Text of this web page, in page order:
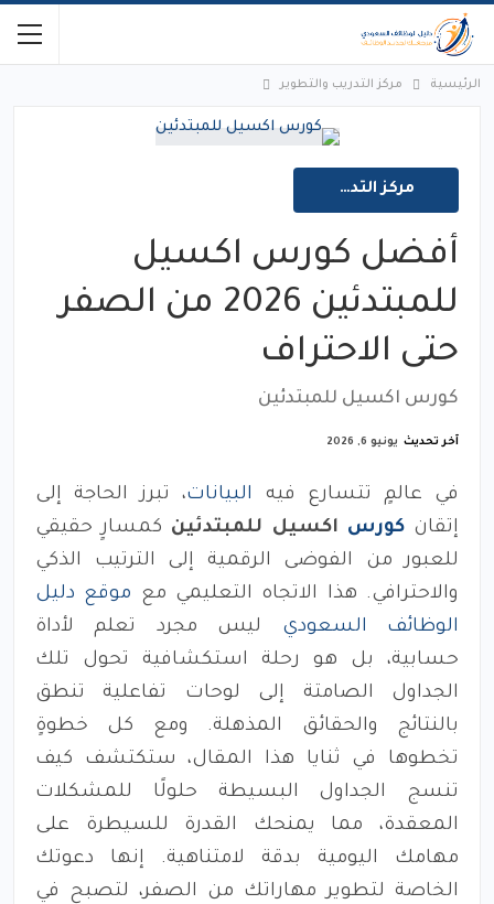
الرئيسية مركز التدريب والتطوير
مركز التدريب والتطوير
أفضل كورس اكسيل
للمبتدئين 2026 من الصفر
حتى الاحتراف
كورس اكسيل للمبتدئين
آخر تحديث يونيو 6, 2026
في عالمٍ تتسارع فيه البيانات، تبرز الحاجة إلى
إتقان كورس اكسيل للمبتدئين كمسارٍ حقيقي
للعبور من الفوضى الرقمية إلى الترتيب الذكي
والاحترافي. هذا الاتجاه التعليمي مع موقع دليل
الوظائف السعودي ليس مجرد تعلم لأداة
حسابية، بل هو رحلة استكشافية تحول تلك
الجداول الصامتة إلى لوحات تفاعلية تنطق
بالنتائج والحقائق المذهلة. ومع كل خطوةٍ
تخطوها في ثنايا هذا المقال، ستكتشف كيف
تنسج الجداول البسيطة حلولًا للمشكلات
المعقدة، مما يمنحك القدرة للسيطرة على
مهامك اليومية بدقة لامتناهية. إنها دعوتك
الخاصة لتطوير مهاراتك من الصفر، لتصبح في